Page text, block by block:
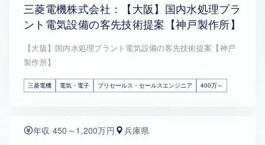
三菱電機株式会社：【大阪】国内水処理プラ
ント電気設備の客先技術提案【神戸製作所】
【大阪】国内水処理プラント電気設備の客先技術提案【神戸
製作所】
三菱電機 電気・電子 プリセールス・セールスエンジニア 400万～
年収 450～1,200万円 兵庫県